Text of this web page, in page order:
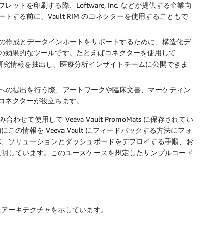
ットを印刷する際、Loftware, Inc. などが提供する企業向
する前に、Vault RIM のコネクターを使用することもで
作成とデータインポートをサポートするために、構造化デ
果的なツールです。たとえばコネクターを使用して
情報を抽出し、医療分析インサイトチームに公開できま
提出を行う際、アートワークや臨床文書、マーケティン
クターが役立ちます。
合わせて使用して Veeva Vault PromoMats に保存されてい
この情報を Veeva Vault にフィードバックする方法にフォ
ソリューションとダッシュボードをデプロイする手順、お
しています。このユースケースを想定したサンプルコード
ーキテクチャを示しています。